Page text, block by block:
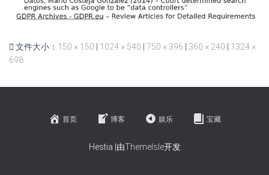
文件大小： 150 × 150 1024 × 540 750 × 396 360 × 240
1324 ×
698
首页 博客 娱乐 宝藏
Hestia |由ThemeIsle开发